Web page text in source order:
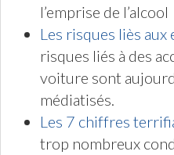
l’emprise de l’alcool
Les risques liès aux
risques liés à des
voiture sont
médiatisés.
Les 7 chiffres
trop nombreux